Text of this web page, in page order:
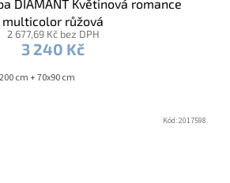
DIAMANT Květinová romance
multicolor růžová
2 677,69 Kč bez DPH
3 240 Kč
cm + 70x90 cm
Kód:2017598